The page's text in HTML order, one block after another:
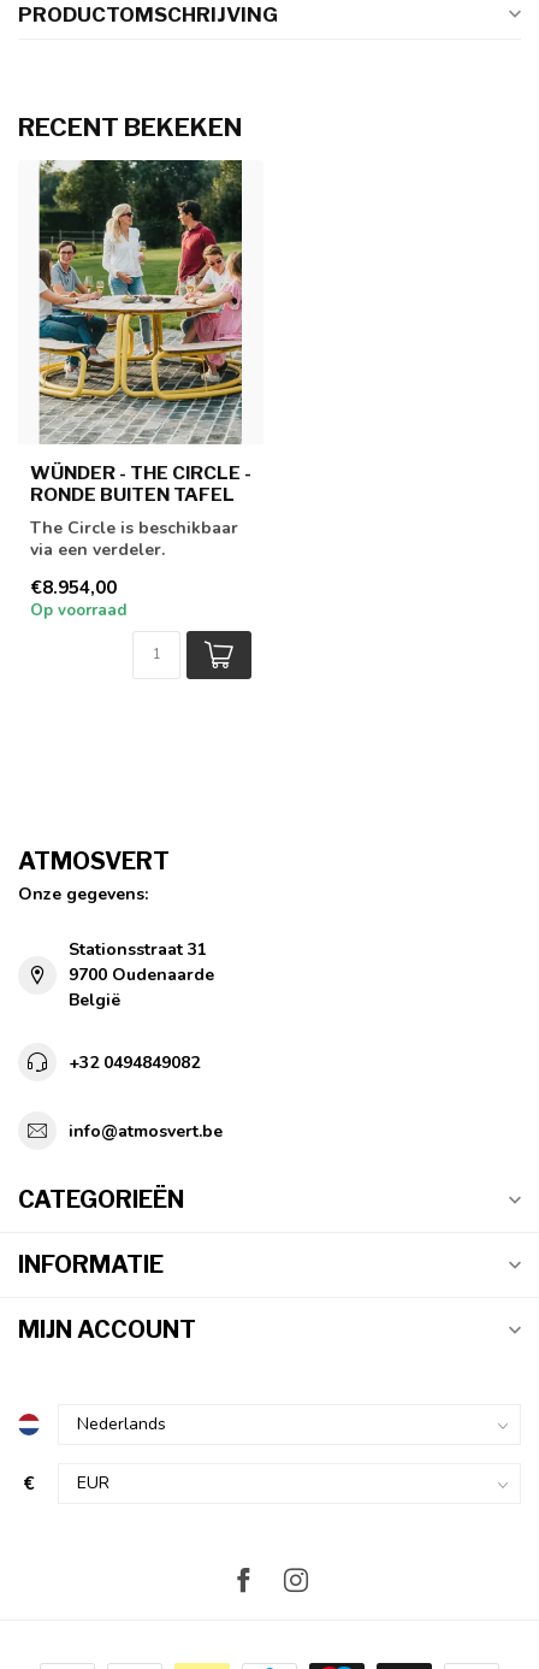
PRODUCTOMSCHRIJVING
RECENT BEKEKEN
WÜNDER - THE CIRCLE -
RONDE BUITEN TAFEL
The Circle is beschikbaar
via een verdeler.
Rond, robuust en
ravissant. Aan T...
€8.954,00
Op voorraad
ATMOSVERT
Onze gegevens:
Stationsstraat 31
9700 Oudenaarde
België
+32 0494849082
info@atmosvert.be
CATEGORIEËN
INFORMATIE
MIJN ACCOUNT
€